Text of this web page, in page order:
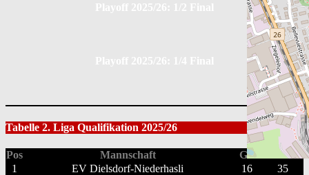
Tabelle 2. Liga Qualifikation 2025/26
Pos Mannschaft GP
PTS
1
EV Dielsdorf-Niederhasli 16
35